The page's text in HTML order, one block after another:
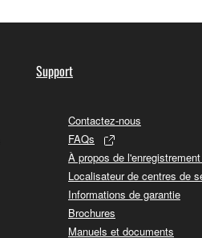
Support
Contactez-nous
FAQs
À propos de
Localisateur de centres de
Informations de garantie
Brochures
Manuels et documents